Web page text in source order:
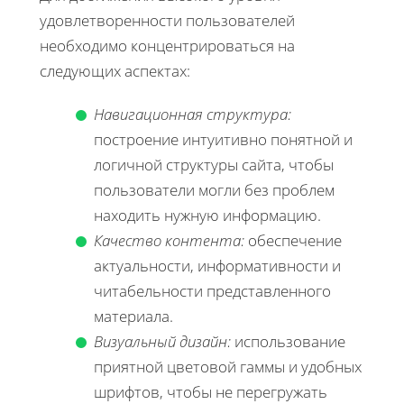
удовлетворенности пользователей
необходимо концентрироваться на
следующих аспектах:
Навигационная структура:
построение интуитивно понятной и
логичной структуры сайта, чтобы
пользователи могли без проблем
находить нужную информацию.
Качество контента: обеспечение
актуальности, информативности и
читабельности представленного
материала.
Визуальный дизайн: использование
приятной цветовой гаммы и удобных
шрифтов, чтобы не перегружать